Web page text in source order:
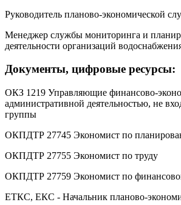
Руководитель планово-экономической
Менеджер службы мониторинга и
деятельности организаций
Документы, цифровые ресурсы:
ОКЗ 1219 Управляющие финансово-
административной деятельностью, не
группы
ОКПДТР 27745 Экономист по
ОКПДТР 27755 Экономист по труду
ОКПДТР 27759 Экономист по
ЕТКС, ЕКС - Начальник планово-